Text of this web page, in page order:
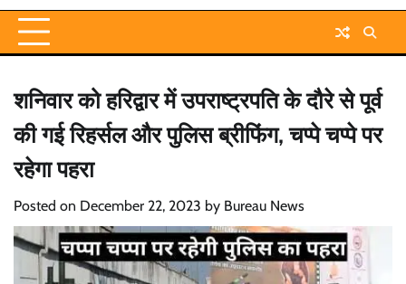
शनिवार को हरिद्वार में उपराष्ट्रपति के दौरे से पूर्व
की गई रिहर्सल और पुलिस ब्रीफिंग, चप्पे चप्पे पर
रहेगा पहरा
Posted on December 22, 2023 by Bureau News